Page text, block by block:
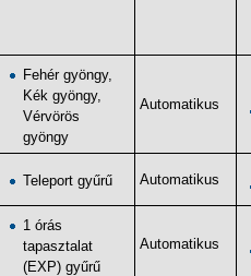
Fehér gyöngy,
Kék gyöngy,
Vérvörös
gyöngy
Automatikus
Teleport gyűrű Automatikus
1 órás
tapasztalat
(EXP) gyűrű
Automatikus